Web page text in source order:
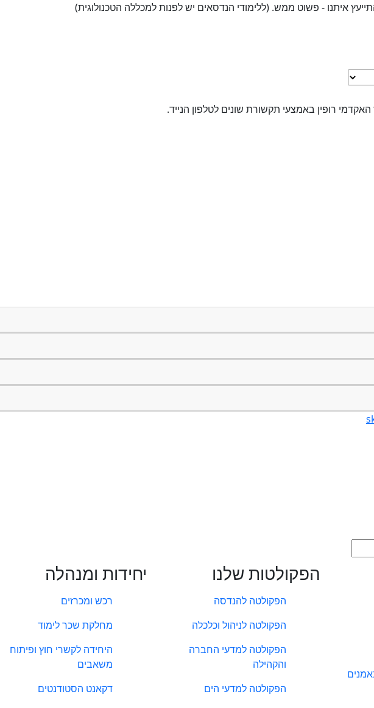
איתנו - פשוט ממש. (ללימודי הנדסאים יש לפנות למכללה הטכנולוגית)
רופין באמצעי תקשורת שונים לטלפון הנייד.
הפקולטות שלנו
הפקולטה להנדסה
הפקולטה לניהול וכלכלה
הפקולטה למדעי החברה
והקהילה
הפקולטה למדעי הים
יחידות ומנהלה
רכש ומכרזים
מחלקת שכר לימוד
היחידה לקשרי חוץ ופיתוח
משאבים
דקאנט הסטודנטים